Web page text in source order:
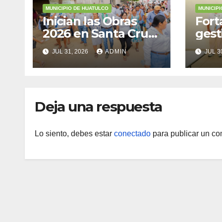
MUNICIPIO DE HUATULCO
Inician las Obras
2026 en Santa Cruz
Huatulco
JUL 31, 2026 ADMIN JUL
Deja una respuesta
Lo siento, debes estar conectado para publicar un